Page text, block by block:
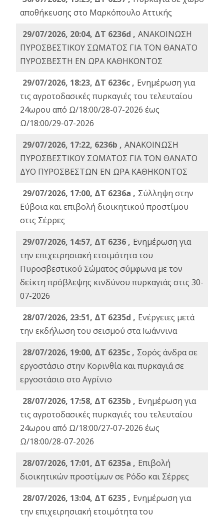
αποθήκευσης στο Μαρκόπουλο Αττικής
29/07/2026, 20:04, ΔΤ 6236d , ΑΝΑΚΟΙΝΩΣΗ
ΠΥΡΟΣΒΕΣΤΙΚΟΥ ΣΩΜΑΤΟΣ ΓΙΑ ΤΟΝ ΘΑΝΑΤΟ
ΠΥΡΟΣΒΕΣΤΗ ΕΝ ΩΡΑ ΚΑΘΗΚΟΝΤΟΣ
29/07/2026, 18:23, ΔΤ 6236c , Ενημέρωση για
τις αγροτοδασικές πυρκαγιές του τελευταίου
24ωρου από Ω/18:00/28-07-2026 έως
Ω/18:00/29-07-2026
29/07/2026, 17:22, 6236b , ΑΝΑΚΟΙΝΩΣΗ
ΠΥΡΟΣΒΕΣΤΙΚΟΥ ΣΩΜΑΤΟΣ ΓΙΑ ΤΟΝ ΘΑΝΑΤΟ
ΔΥΟ ΠΥΡΟΣΒΕΣΤΩΝ ΕΝ ΩΡΑ ΚΑΘΗΚΟΝΤΟΣ
29/07/2026, 17:00, ΔΤ 6236a , Σύλληψη στην
Εύβοια και επιβολή διοικητικού προστίμου
στις Σέρρες
29/07/2026, 14:57, ΔΤ 6236 , Ενημέρωση για
την επιχειρησιακή ετοιμότητα του
Πυροσβεστικού Σώματος σύμφωνα με τον
δείκτη πρόβλεψης κινδύνου πυρκαγιάς στις 30-
07-2026
28/07/2026, 23:51, ΔΤ 6235d , Ενέργειες μετά
την εκδήλωση του σεισμού στα Ιωάννινα
28/07/2026, 19:00, ΔΤ 6235c , Σορός άνδρα σε
εργοστάσιο στην Κορινθία και πυρκαγιά σε
εργοστάσιο στο Αγρίνιο
28/07/2026, 17:58, ΔΤ 6235b , Ενημέρωση για
τις αγροτοδασικές πυρκαγιές του τελευταίου
24ωρου από Ω/18:00/27-07-2026 έως
Ω/18:00/28-07-2026
28/07/2026, 17:01, ΔΤ 6235a , Eπιβολή
διοικητικών προστίμων σε Ρόδο και Σέρρες
28/07/2026, 13:04, ΔΤ 6235 , Ενημέρωση για
την επιχειρησιακή ετοιμότητα του